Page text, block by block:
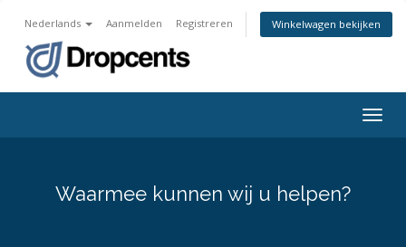
Nederlands Aanmelden Registreren Winkelwagen bekijken
in-/
Waarmee kunnen wij u helpen?